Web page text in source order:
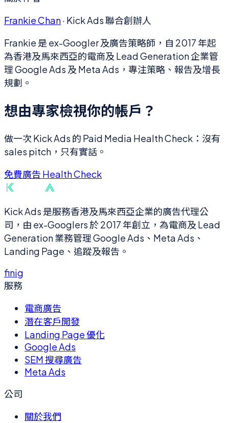
Frankie Chan· Kick Ads 聯合創辦人
Frankie 是 ex-Googler 及廣告策略師，自 2017 年起
為香港及馬來西亞的電商及 Lead Generation 企業管
理 Google Ads 及 Meta Ads，專注策略、報告及增長
規劃。
想由專家檢視你的帳戶？
做一次 Kick Ads 的 Paid Media Health Check：沒有
sales pitch，只有實話。
免費廣告 Health Check
Kick Ads 是服務香港及馬來西亞企業的廣告代理公
司，由 ex-Googlers 於 2017 年創立，為電商及 Lead
Generation 業務管理 Google Ads、Meta Ads、
Landing Page、追蹤及報告。
finig
服務
電商廣告
潛在客戶開發
Landing Page 優化
Google Ads
SEM 搜尋廣告
Meta Ads
公司
關於我們